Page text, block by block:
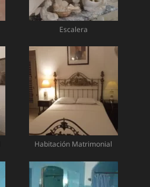
Escalera
Habitación Matrimonial